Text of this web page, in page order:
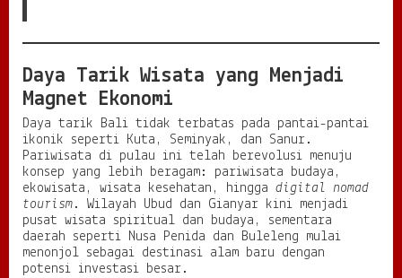
Daya Tarik Wisata yang Menjadi
Magnet Ekonomi
Daya tarik Bali tidak terbatas pada pantai-pantai
ikonik seperti Kuta, Seminyak, dan Sanur.
Pariwisata di pulau ini telah berevolusi menuju
konsep yang lebih beragam: pariwisata budaya,
ekowisata, wisata kesehatan, hingga digital nomad
tourism. Wilayah Ubud dan Gianyar kini menjadi
pusat wisata spiritual dan budaya, sementara
daerah seperti Nusa Penida dan Buleleng mulai
menonjol sebagai destinasi alam baru dengan
potensi investasi besar.